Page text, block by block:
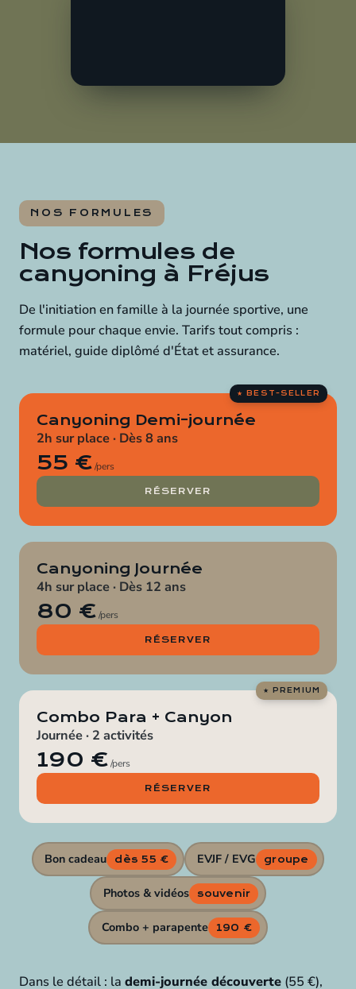
NOS FORMULES
Nos formules de
canyoning à Fréjus
De l'initiation en famille à la journée sportive, une
formule pour chaque envie. Tarifs tout compris :
matériel, guide diplômé d'État et assurance.
Canyoning Demi-journée
2h sur place · Dès 8 ans
55 €/pers
RÉSERVER
Canyoning Journée
4h sur place · Dès 12 ans
80 €/pers
RÉSERVER
Combo Para + Canyon
Journée · 2 activités
190 €/pers
RÉSERVER
Bon cadeau dès 55 € EVJF / EVG groupe
Photos & vidéos souvenir
Combo + parapente 190 €
Dans le détail : la demi-journée découverte (55 €),